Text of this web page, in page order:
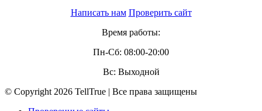
Написать нам Проверить сайт
Время работы:
Пн-Сб: 08:00-20:00
Вс: Выходной
© Copyright 2026 TellTrue | Все права защищены